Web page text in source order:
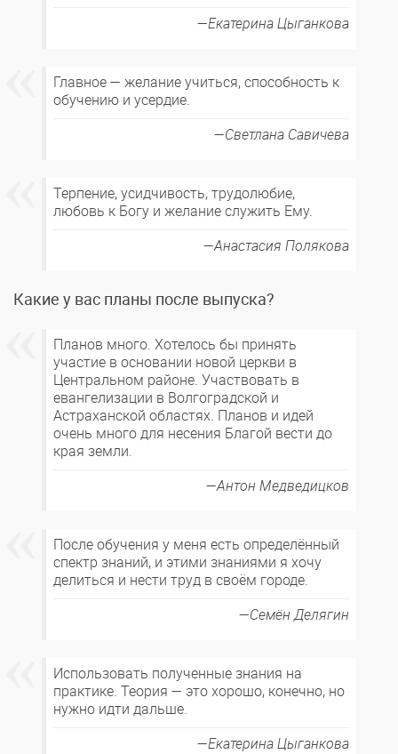
Екатерина Цыганкова
Главное — желание учиться, способность к
обучению и усердие.
Светлана Савичева
Терпение, усидчивость, трудолюбие,
любовь к Богу и желание служить Ему.
Анастасия Полякова
Какие у вас планы после выпуска?
Планов много. Хотелось бы принять
участие в основании новой церкви в
Центральном районе. Участвовать в
евангелизации в Волгоградской и
Астраханской областях. Планов и идей
очень много для несения Благой вести до
края земли.
Антон Медведицков
После обучения у меня есть определённый
спектр знаний, и этими знаниями я хочу
делиться и нести труд в своём городе.
Семён Делягин
Использовать полученные знания на
практике. Теория — это хорошо, конечно, но
нужно идти дальше.
Екатерина Цыганкова